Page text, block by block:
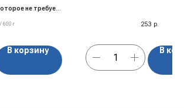
не требует
/ 600 г
В корзину
253 р.
В